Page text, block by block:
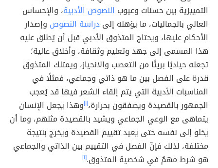
التمييزية بين حسنات وعيوب النصوص الأدبية، والإحساس
العالي بالجماليات، ما يؤهله إلىدراسة النصوص وإصدار
الأحكام عليها، ويحتاج المتذوق الأدبي قبل أن يُطلق عليه
هذا المسمى إلى جهد وتعليم وثقافة، وأخلاق عالية؛
تجعله حياديًا بريئًا من التعصب والانحياز، ويمتلك المتذوق
قدرة على الفصل بين ما هو ذاتي وجماعي، فمثلًا في
المناسبات الأدبية التي يتم إلقاء الشعر فيها قد يُعجب
الجمهور بالقصيدة ويصفقون بحرارة،[١] وهذا يجعل الإنسان
يتماهى مع الوعي الجماعي ويشيد بالقصيدة مثلهم، وما أن
يخلو إلى نفسه حتى يعيد تقييم القصيدة ويخرج بنتيجة
مختلفة، لذلك فإنّ الفصل في التقييم بين الذاتي والجماعي
هو شرط مهمٌ في شخصية المتذوق.[١]